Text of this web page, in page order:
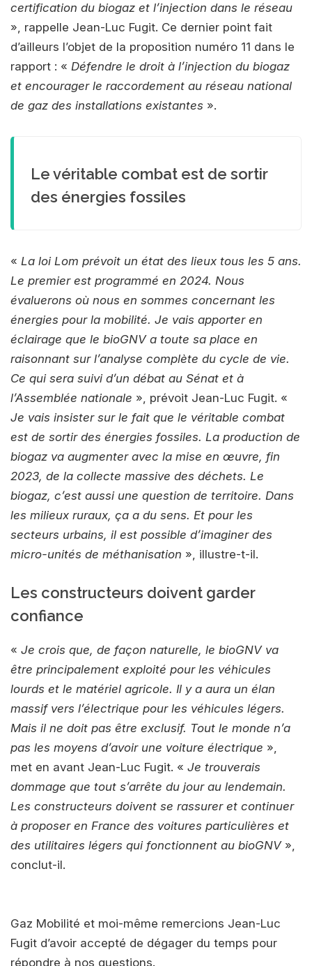
certification du biogaz et l’injection dans le réseau
», rappelle Jean-Luc Fugit. Ce dernier point fait
d’ailleurs l’objet de la proposition numéro 11 dans le
rapport : « Défendre le droit à l’injection du biogaz
et encourager le raccordement au réseau national
de gaz des installations existantes ».
Le véritable combat est de sortir
des énergies fossiles
« La loi Lom prévoit un état des lieux tous les 5 ans.
Le premier est programmé en 2024. Nous
évaluerons où nous en sommes concernant les
énergies pour la mobilité. Je vais apporter en
éclairage que le bioGNV a toute sa place en
raisonnant sur l’analyse complète du cycle de vie.
Ce qui sera suivi d’un débat au Sénat et à
l’Assemblée nationale », prévoit Jean-Luc Fugit. «
Je vais insister sur le fait que le véritable combat
est de sortir des énergies fossiles. La production de
biogaz va augmenter avec la mise en œuvre, fin
2023, de la collecte massive des déchets. Le
biogaz, c’est aussi une question de territoire. Dans
les milieux ruraux, ça a du sens. Et pour les
secteurs urbains, il est possible d’imaginer des
micro-unités de méthanisation », illustre-t-il.
Les constructeurs doivent garder
confiance
« Je crois que, de façon naturelle, le bioGNV va
être principalement exploité pour les véhicules
lourds et le matériel agricole. Il y a aura un élan
massif vers l’électrique pour les véhicules légers.
Mais il ne doit pas être exclusif. Tout le monde n’a
pas les moyens d’avoir une voiture électrique »,
met en avant Jean-Luc Fugit. « Je trouverais
dommage que tout s’arrête du jour au lendemain.
Les constructeurs doivent se rassurer et continuer
à proposer en France des voitures particulières et
des utilitaires légers qui fonctionnent au bioGNV »,
conclut-il.
Gaz Mobilité et moi-même remercions Jean-Luc
Fugit d’avoir accepté de dégager du temps pour
répondre à nos questions.